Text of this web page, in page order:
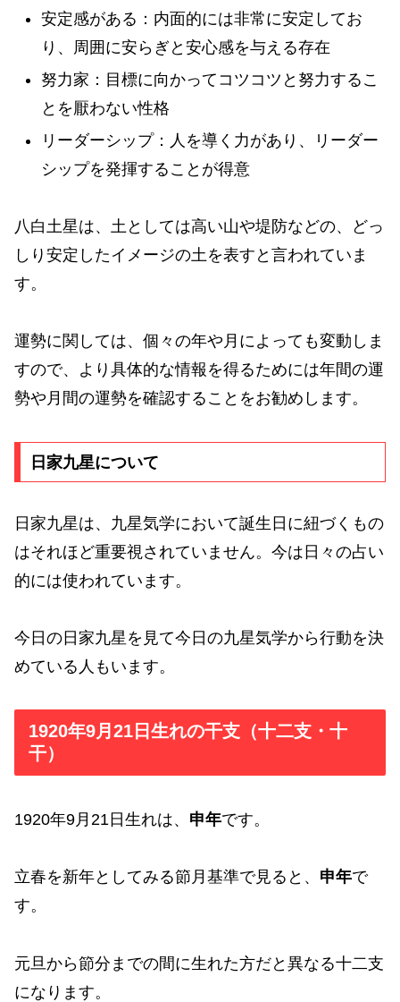
安定感がある：内面的には非常に安定してお
り、周囲に安らぎと安心感を与える存在
努力家：目標に向かってコツコツと努力するこ
とを厭わない性格
リーダーシップ：人を導く力があり、リーダー
シップを発揮することが得意
八白土星は、土としては高い山や堤防などの、どっ
しり安定したイメージの土を表すと言われていま
す。
運勢に関しては、個々の年や月によっても変動しま
すので、より具体的な情報を得るためには年間の運
勢や月間の運勢を確認することをお勧めします。
日家九星について
日家九星は、九星気学において誕生日に紐づくもの
はそれほど重要視されていません。今は日々の占い
的には使われています。
今日の日家九星を見て今日の九星気学から行動を決
めている人もいます。
1920年9月21日生れの干支（十二支・十
干）
1920年9月21日生れは、 申年です。
立春を新年としてみる節月基準で見ると、 申年で
す。
元旦から節分までの間に生れた方だと異なる十二支
になります。